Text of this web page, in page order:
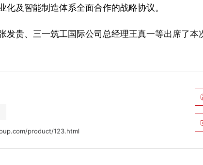
及智能制造体系全面合作的战略协议。
发贵、三一筑工国际公司总经理王真一等出席了本
product/123.html